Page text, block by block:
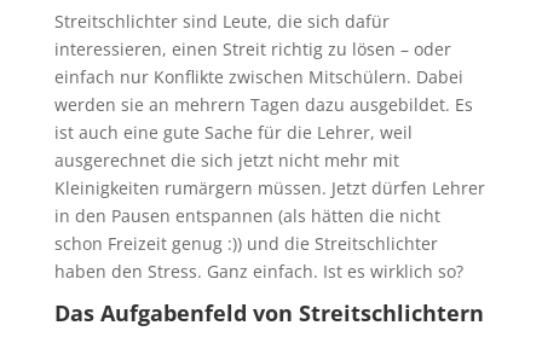
Streitschlichter sind Leute, die sich dafür
interessieren, einen Streit richtig zu lösen – oder
einfach nur Konflikte zwischen Mitschülern. Dabei
werden sie an mehrern Tagen dazu ausgebildet. Es
ist auch eine gute Sache für die Lehrer, weil
ausgerechnet die sich jetzt nicht mehr mit
Kleinigkeiten rumärgern müssen. Jetzt dürfen Lehrer
in den Pausen entspannen (als hätten die nicht
schon Freizeit genug :)) und die Streitschlichter
haben den Stress. Ganz einfach. Ist es wirklich so?
Das Aufgabenfeld von Streitschlichtern